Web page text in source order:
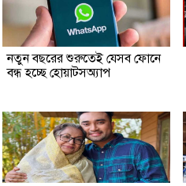
নতুন বছরের শুরুতেই যেসব ফোনে
বন্ধ হচ্ছে হোয়াটসঅ্যাপ